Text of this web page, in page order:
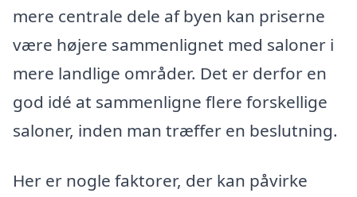
mere centrale dele af byen kan priserne
være højere sammenlignet med saloner i
mere landlige områder. Det er derfor en
god idé at sammenligne flere forskellige
saloner, inden man træffer en beslutning.
Her er nogle faktorer, der kan påvirke